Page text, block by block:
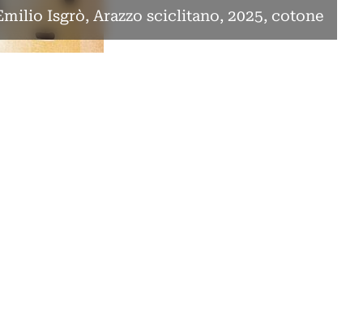
Isgrò, Arazzo sciclitano, 2025, cotone